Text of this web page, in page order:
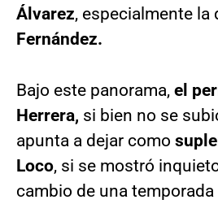
Álvarez, especialmente la
Fernández.
Bajo este panorama, el
Herrera, si bien no se
apunta a dejar como
Loco, si se mostró
cambio de una temporada